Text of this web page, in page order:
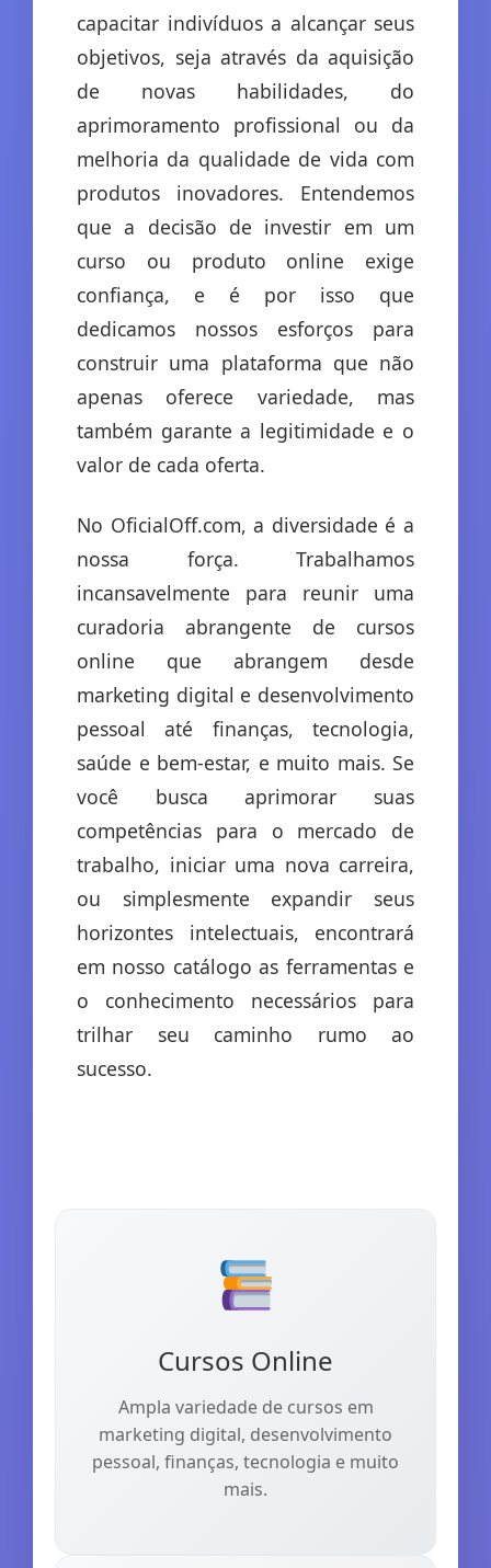
capacitar indivíduos a alcançar seus
objetivos, seja através da aquisição
de novas habilidades, do
aprimoramento profissional ou da
melhoria da qualidade de vida com
produtos inovadores. Entendemos
que a decisão de investir em um
curso ou produto online exige
confiança, e é por isso que
dedicamos nossos esforços para
construir uma plataforma que não
apenas oferece variedade, mas
também garante a legitimidade e o
valor de cada oferta.
No OficialOff.com, a diversidade é a
nossa força. Trabalhamos
incansavelmente para reunir uma
curadoria abrangente de cursos
online que abrangem desde
marketing digital e desenvolvimento
pessoal até finanças, tecnologia,
saúde e bem-estar, e muito mais. Se
você busca aprimorar suas
competências para o mercado de
trabalho, iniciar uma nova carreira,
ou simplesmente expandir seus
horizontes intelectuais, encontrará
em nosso catálogo as ferramentas e
o conhecimento necessários para
trilhar seu caminho rumo ao
sucesso.
Cursos Online
Ampla variedade de cursos em
marketing digital, desenvolvimento
pessoal, finanças, tecnologia e muito
mais.